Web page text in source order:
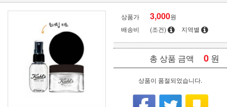
상품가 3,000원
배송비
(조건) 지역별
총 상품 금액 0 원
상품이 품절되었습니다.